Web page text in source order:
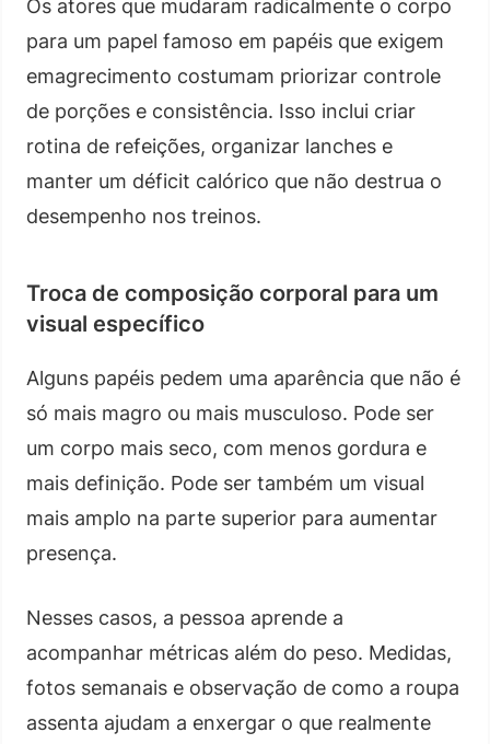
Os atores que mudaram radicalmente o corpo
para um papel famoso em papéis que exigem
emagrecimento costumam priorizar controle
de porções e consistência. Isso inclui criar
rotina de refeições, organizar lanches e
manter um déficit calórico que não destrua o
desempenho nos treinos.
Troca de composição corporal para um
visual específico
Alguns papéis pedem uma aparência que não é
só mais magro ou mais musculoso. Pode ser
um corpo mais seco, com menos gordura e
mais definição. Pode ser também um visual
mais amplo na parte superior para aumentar
presença.
Nesses casos, a pessoa aprende a
acompanhar métricas além do peso. Medidas,
fotos semanais e observação de como a roupa
assenta ajudam a enxergar o que realmente